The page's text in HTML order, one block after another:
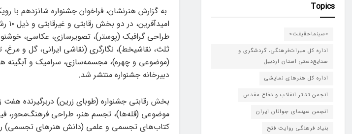
به گزارش هنرنشان، فراخوان جشنواره شانزدهم با
طراحی گرافیک (پوستر)، تصویرسازی، عکاسی،
ثلث، نقاشیخط)، نگارگری (نقاشی ایرانی، گل و مرغ،
(موضوعی و چهره)، مجسمه‌سازی، سرامیک و آبگینه
دبیرخانه جشنواره منتشر شد.
بخش رقابتی جشنواره (طوبای زرین) دربرگیرنده
موضوعی (قله‌ها)، تجسم هنر، طراحی فرهنگ‌محور،
کتاب‌های تجسمی و علمی (دانش هنرهای تجسمی)
Topics
«سینماحقیقت»
اداره کل میراث‌فرهنگی، گردشگری و
صنایع‌دستی استان اردبیل
اداره کل هنرهای نمایشی
انجمن تئاتر انقلاب و دفاع مقدس
انجمن سینمای جوانان ایران
بنیاد فرهنگی روایت فتح